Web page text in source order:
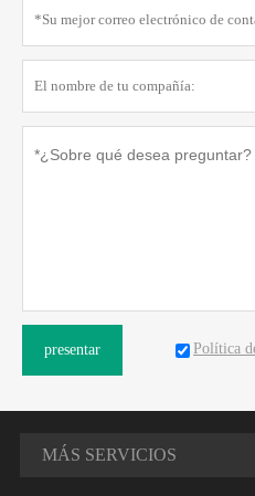
presentar Política
MÁS SERVICIOS